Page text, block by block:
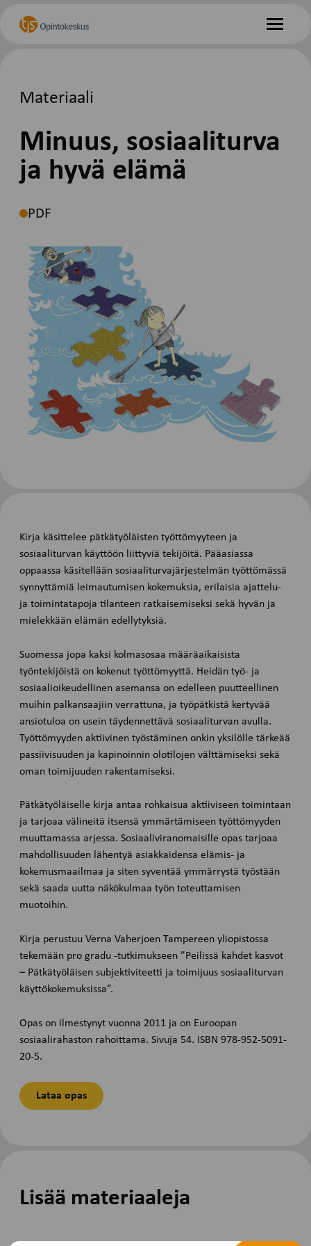
sisältöönEtusivu Valikko
Materiaali
Minuus, sosiaaliturva
ja hyvä elämä
PDF
Kirja käsittelee pätkätyöläisten työttömyyteen ja
sosiaaliturvan käyttöön liittyviä tekijöitä. Pääasiassa
oppaassa käsitellään sosiaaliturvajärjestelmän työttömässä
synnyttämiä leimautumisen kokemuksia, erilaisia ajattelu-
ja toimintatapoja tilanteen ratkaisemiseksi sekä hyvän ja
mielekkään elämän edellytyksiä.
Suomessa jopa kaksi kolmasosaa määräaikaisista
työntekijöistä on kokenut työttömyyttä. Heidän työ- ja
sosiaalioikeudellinen asemansa on edelleen puutteellinen
muihin palkansaajiin verrattuna, ja työpätkistä kertyvää
ansiotuloa on usein täydennettävä sosiaaliturvan avulla.
Työttömyyden aktiivinen työstäminen onkin yksilölle tärkeää
passiivisuuden ja kapinoinnin olotilojen välttämiseksi sekä
oman toimijuuden rakentamiseksi.
Pätkätyöläiselle kirja antaa rohkaisua aktiiviseen toimintaan
ja tarjoaa välineitä itsensä ymmärtämiseen työttömyyden
muuttamassa arjessa. Sosiaaliviranomaisille opas tarjoaa
mahdollisuuden lähentyä asiakkaidensa elämis- ja
kokemusmaailmaa ja siten syventää ymmärrystä työstään
sekä saada uutta näkökulmaa työn toteuttamisen
muotoihin.
Kirja perustuu Verna Vaherjoen Tampereen yliopistossa
tekemään pro gradu -tutkimukseen ”Peilissä kahdet kasvot
– Pätkätyöläisen subjektiviteetti ja toimijuus sosiaaliturvan
käyttökokemuksissa”.
Opas on ilmestynyt vuonna 2011 ja on Euroopan
sosiaalirahaston rahoittama. Sivuja 54. ISBN 978-952-5091-
20-5.
Lataa opas
Lisää materiaaleja